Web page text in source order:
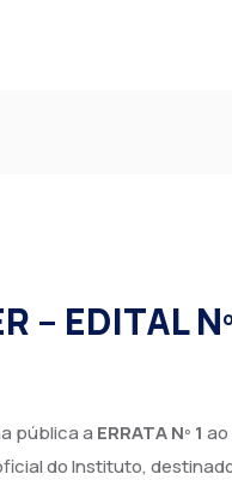
– EDITAL
pública a ERRATA Nº 1 ao
do Instituto,